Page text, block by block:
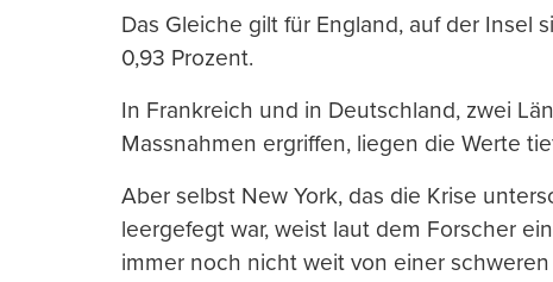
Das Gleiche gilt für England, auf der Insel
0,93 Prozent.
In Frankreich und in Deutschland, zwei
Massnahmen ergriffen, liegen die Werte
Aber selbst New York, das die Krise
leergefegt war, weist laut dem Forscher
immer noch nicht weit von einer